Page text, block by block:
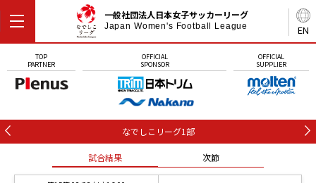
EN
一般社団法人日本女子サッカーリーグ
Japan Women's Football League
TOP
PARTNER
OFFICIAL
SPONSOR
OFFICIAL
SUPPLIER
なでしこリーグ1部
試合結果 次節